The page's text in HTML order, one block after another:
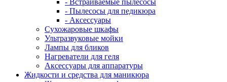
- Встраиваемые пылесосы
- Пылесосы для педикюра
- Аксессуары
Сухожаровые шкафы
Ультразвуковые мойки
Лампы для бликов
Нагреватели для геля
Аксессуары для аппаратуры
Жидкости и средства для маникюра